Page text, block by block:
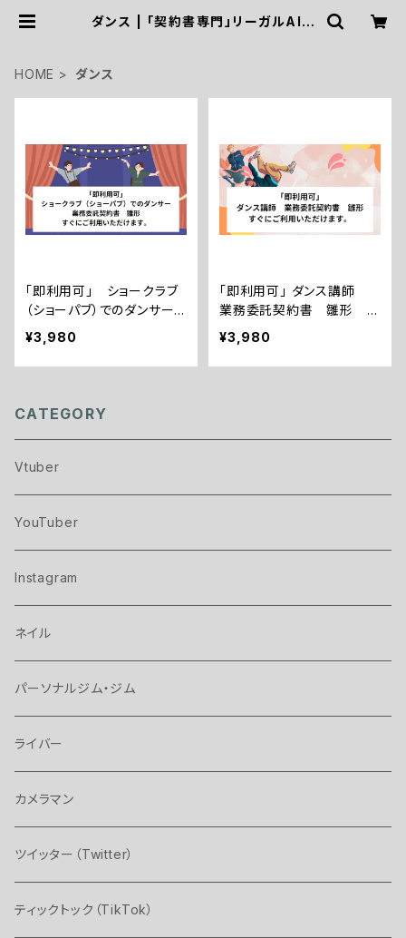
ダンス | 「契約書専門」リーガルAIア
HOME
ダンス
「即利用可」 ショークラブ
（ショーパブ）でのダンサー
業務委託契約書 雛形 す
ぐにご利用いただけます。
¥3,980
「即利用可」 ダンス講師
業務委託契約書 雛形
すぐにご利用いただけます。
¥3,980
CATEGORY
Vtuber
YouTuber
Instagram
ネイル
パーソナルジム・ジム
ライバー
カメラマン
ツイッター（Twitter）
ティックトック（TikTok）